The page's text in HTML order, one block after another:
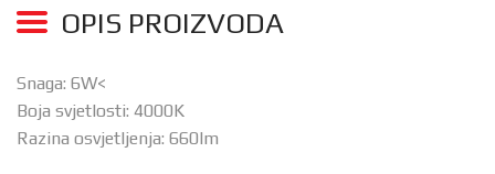
OPIS PROIZVODA
Snaga: 6W<
Boja svjetlosti: 4000K
Razina osvjetljenja: 660lm